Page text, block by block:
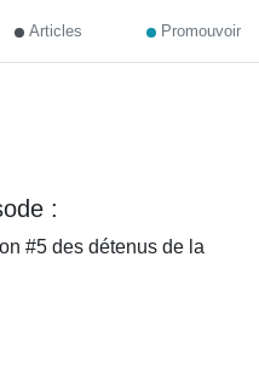
Articles Promouvoir
:
#5 des détenus de la